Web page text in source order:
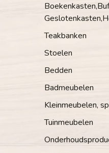
Teakbanken
Stoelen
Bedden
Badmeubelen
Kleinmeubelen,
Tuinmeubelen